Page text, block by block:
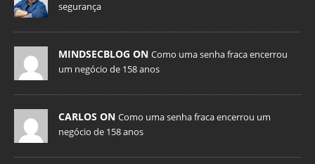
segurança
MINDSECBLOG ON Como uma senha fraca encerrou
um negócio de 158 anos
CARLOS ON Como uma senha fraca encerrou um
negócio de 158 anos